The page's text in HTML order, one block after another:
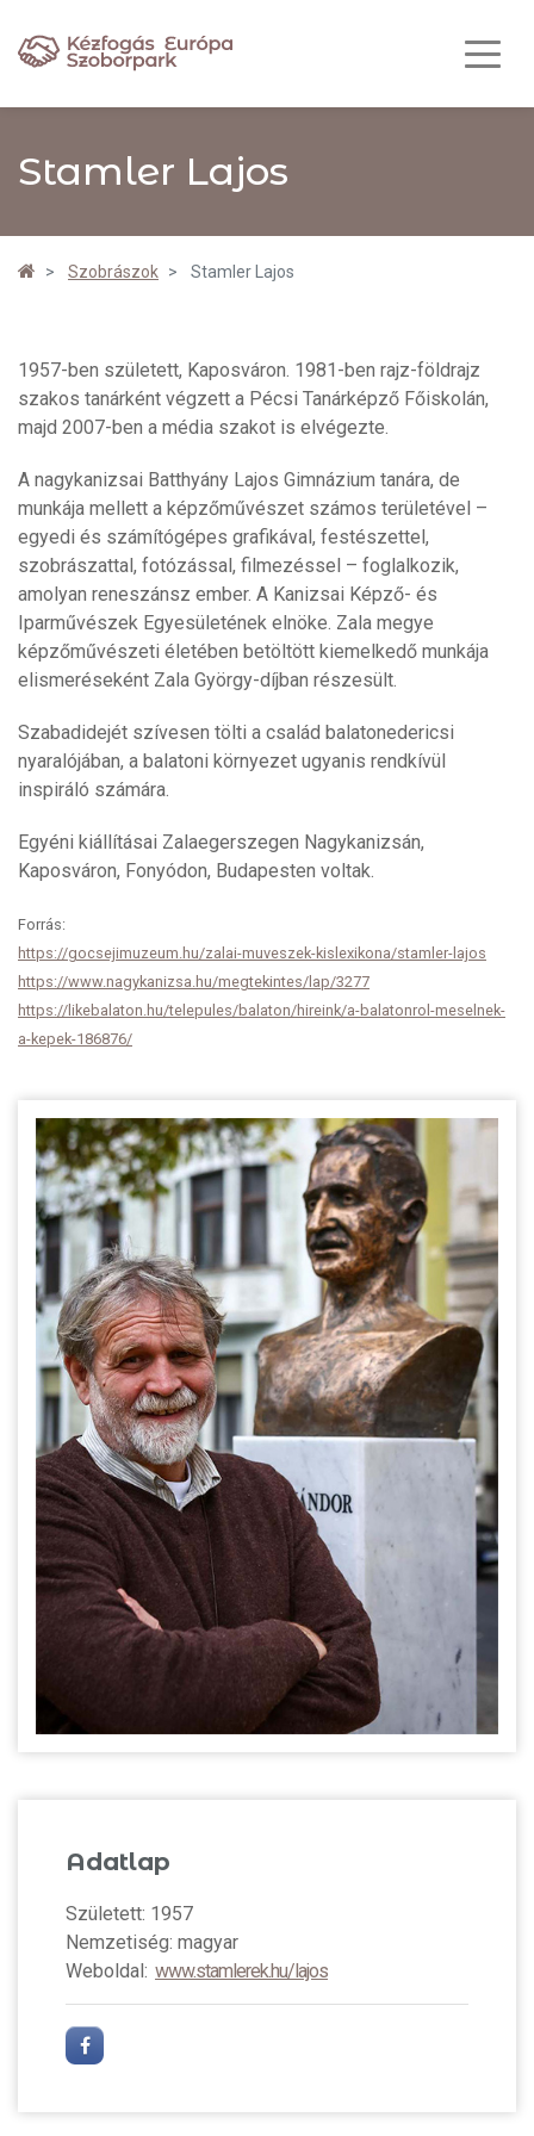
Stamler Lajos
Szobrászok Stamler Lajos
1957-ben született, Kaposváron. 1981-ben rajz-földrajz
szakos tanárként végzett a Pécsi Tanárképző Főiskolán,
majd 2007-ben a média szakot is elvégezte.
A nagykanizsai Batthyány Lajos Gimnázium tanára, de
munkája mellett a képzőművészet számos területével –
egyedi és számítógépes grafikával, festészettel,
szobrászattal, fotózással, filmezéssel – foglalkozik,
amolyan reneszánsz ember. A Kanizsai Képző- és
Iparművészek Egyesületének elnöke. Zala megye
képzőművészeti életében betöltött kiemelkedő munkája
elismeréseként Zala György-díjban részesült.
Szabadidejét szívesen tölti a család balatonedericsi
nyaralójában, a balatoni környezet ugyanis rendkívül
inspiráló számára.
Egyéni kiállításai Zalaegerszegen Nagykanizsán,
Kaposváron, Fonyódon, Budapesten voltak.
Forrás:
https://gocsejimuzeum.hu/zalai-muveszek-kislexikona/stamler-lajos
https://www.nagykanizsa.hu/megtekintes/lap/3277
https://likebalaton.hu/telepules/balaton/hireink/a-balatonrol-meselnek-
a-kepek-186876/
Adatlap
Született: 1957
Nemzetiség: magyar
Weboldal: www.stamlerek.hu/lajos